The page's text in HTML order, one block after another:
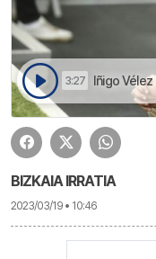
3:27 Iñigo Vélez de
BIZKAIA IRRATIA
2023/03/19 • 10:46